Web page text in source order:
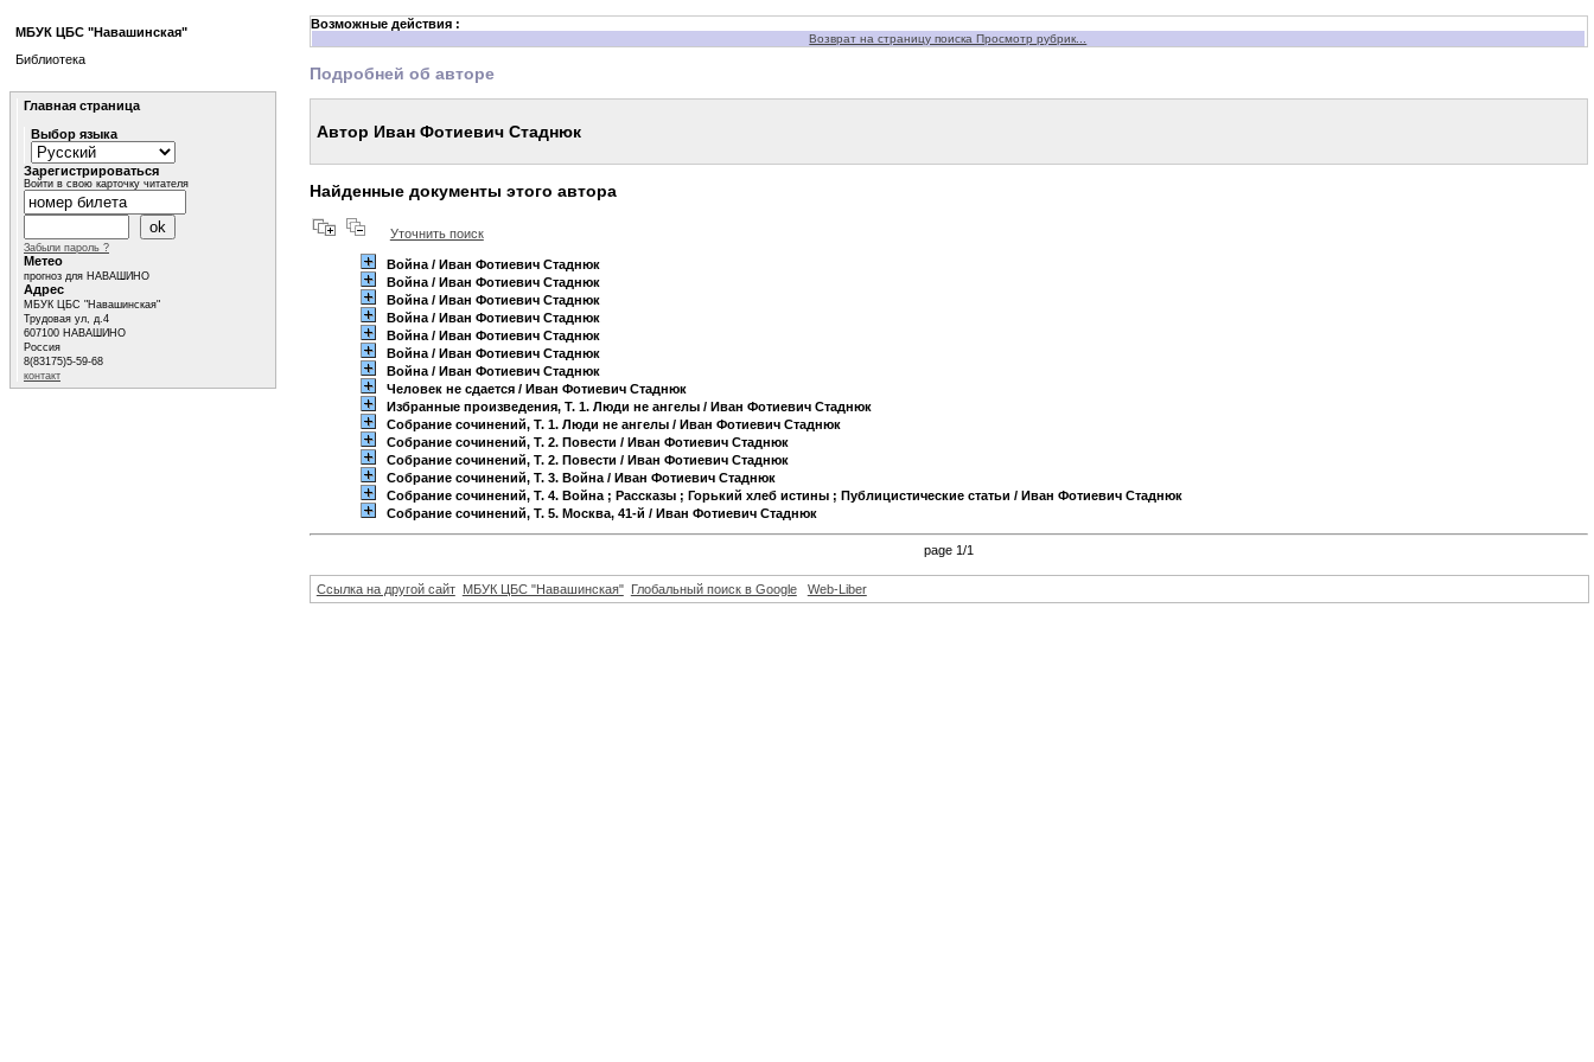
Возможные действия :
Возврат на страницу поиска Просмотр рубрик...
Подробней об авторе
Автор Иван Фотиевич Стаднюк
Найденные документы этого автора
Уточнить поиск
Война/ Иван Фотиевич Стаднюк
Война/ Иван Фотиевич Стаднюк
Война/ Иван Фотиевич Стаднюк
Война/ Иван Фотиевич Стаднюк
Война/ Иван Фотиевич Стаднюк
Война/ Иван Фотиевич Стаднюк
Война/ Иван Фотиевич Стаднюк
Человек не сдается/ Иван Фотиевич Стаднюк
Избранные произведения, Т. 1. Люди не ангелы/ Иван Фотиевич Стаднюк
Собрание сочинений, Т. 1. Люди не ангелы/ Иван Фотиевич Стаднюк
Собрание сочинений, Т. 2. Повести / Иван Фотиевич Стаднюк
Собрание сочинений, Т. 2. Повести / Иван Фотиевич Стаднюк
Собрание сочинений, Т. 3. Война/ Иван Фотиевич Стаднюк
Собрание сочинений, Т. 4. Война ; Рассказы ; Горький хлеб истины ; Публицистические статьи / Иван Фотиевич Стаднюк
Собрание сочинений, Т. 5. Москва, 41-й / Иван Фотиевич Стаднюк
page 1/1
Ссылка на другой сайт МБУК ЦБС "Навашинская" Глобальный поиск в Google Web-Liber
МБУК ЦБС "Навашинская"
Библиотека
Главная страница
Выбор языка
Зарегистрироваться
Войти в свою карточку читателя
Забыли пароль ?
Метео
прогноз для НАВАШИНО
Адрес
МБУК ЦБС "Навашинская"
Трудовая ул, д.4
607100 НАВАШИНО
Россия
8(83175)5-59-68
контакт